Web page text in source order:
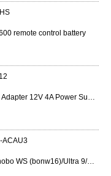
remote control battery
APD DA-48T12 AC Adapter 12V 4A Power Supply Cord
ACAU3
FSP System76 Bonobo WS (bonw16)/Ultra 9/RTX5090